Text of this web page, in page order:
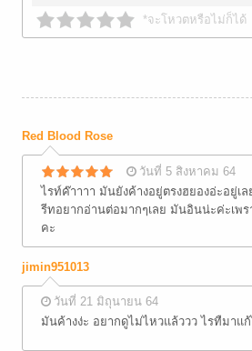
*จะโหวตหรือไม่ก็ได้
Red Blood Rose
วันที่ 5 สิงหาคม 64
ไรท์ค๊าาาา มันยังค้างอยู่ตรงฮยองอ่ะอยู่เ
รีทอยากอ่านต่อมากๆเลย มันอินน่ะค่ะเพ
คะ
jimin951013
วันที่ 21 มิถุนายน 64
มันค้างง่ะ อยากดูไม่ไหวแล้ววว ไรทืมาแ